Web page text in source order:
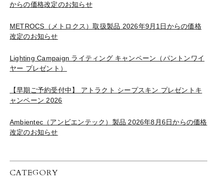
からの価格改定のお知らせ
METROCS（メトロクス）取扱製品 2026年9月1日からの価格
改定のお知らせ
Lighting Campaign ライティング キャンペーン（パントンワイ
ヤー プレゼント）
【早期ご予約受付中】 アトラクト シープスキン プレゼントキ
ャンペーン 2026
Ambientec（アンビエンテック）製品 2026年8月6日からの価格
改定のお知らせ
CATEGORY